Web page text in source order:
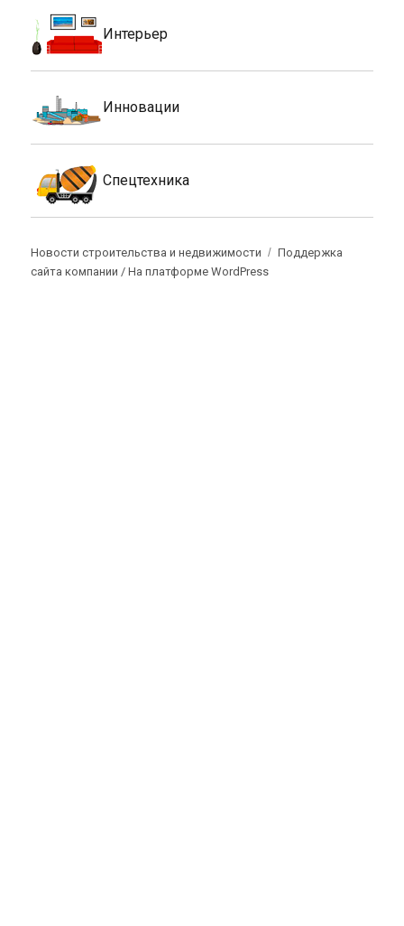
Интерьер
Инновации
Спецтехника
Новости строительства и недвижимости
Поддержка
сайта компании /На платформе WordPress